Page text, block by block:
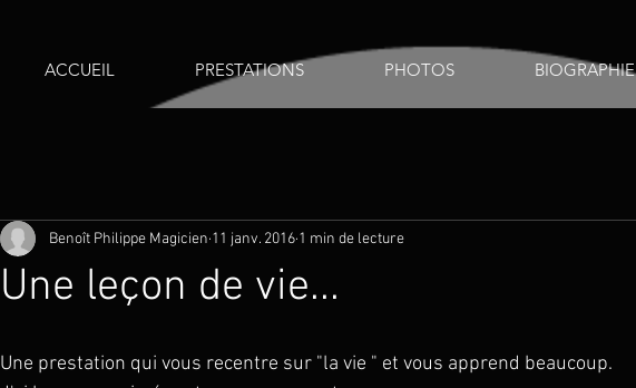
ACCUEIL PRESTATIONS PHOTOS BIOGRAPHIE
Une leçon de vie...
Benoît Philippe Magicien 11 janv. 2016 1 min de lecture
Une prestation qui vous recentre sur "la vie " et vous apprend beaucoup.